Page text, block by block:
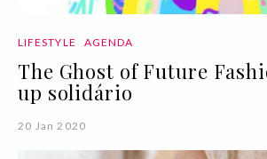
LIFESTYLE AGENDA
The Ghost of Future
up solidário
20 Jan 2020